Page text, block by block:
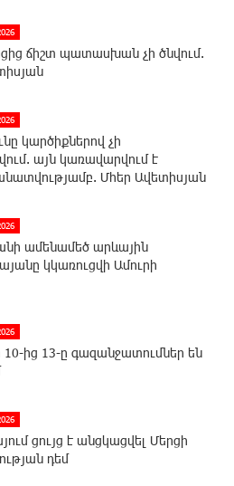
ճիշտ պատասխան չի ծնվում.
կարծիքներով չի
այն կառավարվում է
Մհեր Ավետիսյան
ամենամեծ արևային
կկառուցվի Ամուրի
ից 13-ը գազանջատումներ են
ցույց է անցկացվել Մերցի
դեմ